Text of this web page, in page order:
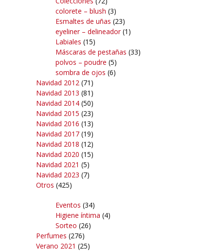
colorete – blush (3)
Esmaltes de uñas (23)
eyeliner – delineador(1)
Labiales (15)
Máscaras de pestañas (33)
polvos – poudre (5)
sombra de ojos (6)
Navidad 2012 (71)
Navidad 2013 (81)
Navidad 2014 (50)
Navidad 2015 (23)
Navidad 2016 (13)
Navidad 2017 (19)
Navidad 2018 (12)
Navidad 2020 (15)
Navidad 2021 (5)
Navidad 2023 (7)
Otros (425)
Eventos (34)
Higiene íntima (4)
Sorteo (26)
Perfumes (276)
Verano 2021 (25)